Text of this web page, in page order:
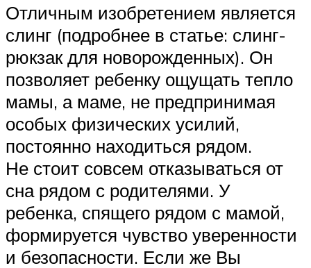
Отличным изобретением является
слинг (подробнее в статье: слинг-
рюкзак для новорожденных). Он
позволяет ребенку ощущать тепло
мамы, а маме, не предпринимая
особых физических усилий,
постоянно находиться рядом.
Не стоит совсем отказываться от
сна рядом с родителями. У
ребенка, спящего рядом с мамой,
формируется чувство уверенности
и безопасности. Если же Вы